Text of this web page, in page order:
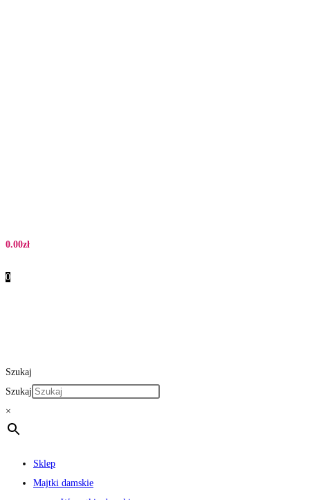
0.00zł
0
Szukaj
Szukaj
×
Sklep
Majtki damskie